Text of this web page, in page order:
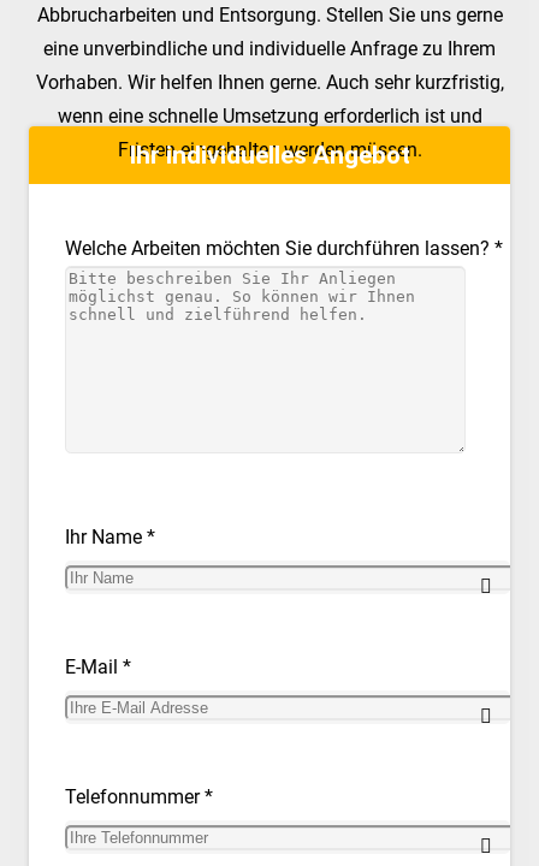
Abbrucharbeiten und Entsorgung. Stellen Sie uns gerne
eine unverbindliche und individuelle Anfrage zu Ihrem
Vorhaben. Wir helfen Ihnen gerne. Auch sehr kurzfristig,
wenn eine schnelle Umsetzung erforderlich ist und
Fristen eingehalten werden müssen.
Ihr individuelles Angebot
Welche Arbeiten möchten Sie durchführen lassen? *
Ihr Name *
E-Mail *
Telefonnummer *